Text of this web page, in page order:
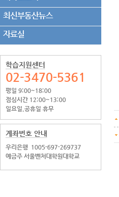
최신부동산뉴스
자료실
학습지원센터
02-3470-5361
평일 9:00~18:00
점심시간 12:00~13:00
일요일.공휴일 휴무
계좌번호 안내
우리은행 1005-697-269737
예금주 서울벤처대학원대학교